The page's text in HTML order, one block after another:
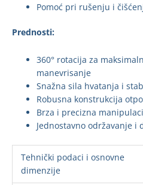
Pomoć pri rušenju i
Prednosti:
360° rotacija za
manevrisanje
Snažna sila hvatanja i
Robusna konstrukcija
Brza i precizna
Jednostavno održavanje i
Tehnički podaci i osnovne
dimenzije